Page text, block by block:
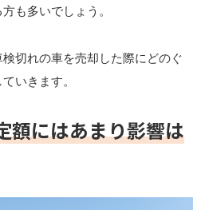
も多いでしょう。
切れの車を売却した際にどのぐ
いきます。
額にはあまり影響は